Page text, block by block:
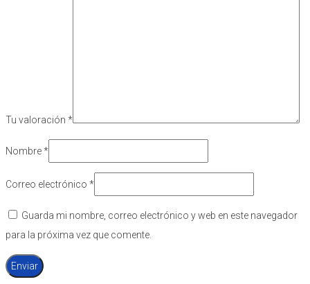
Tu valoración *
Nombre*
Correo electrónico *
Guarda mi nombre, correo electrónico y web en este navegador
para la próxima vez que comente.